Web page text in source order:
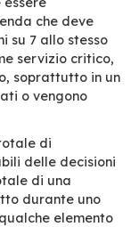
è in
studi come
2019). La
al